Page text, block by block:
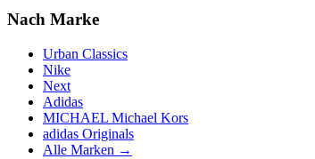
Nach Marke
Urban Classics
Nike
Next
Adidas
MICHAEL Michael Kors
adidas Originals
Alle Marken →